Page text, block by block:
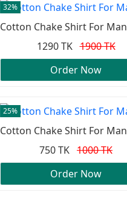
32%
Cotton Chake Shirt For Man
1290 TK 1900 TK
Order Now
25%
Cotton Chake Shirt For Man
750 TK 1000 TK
Order Now